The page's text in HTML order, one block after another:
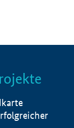
Info